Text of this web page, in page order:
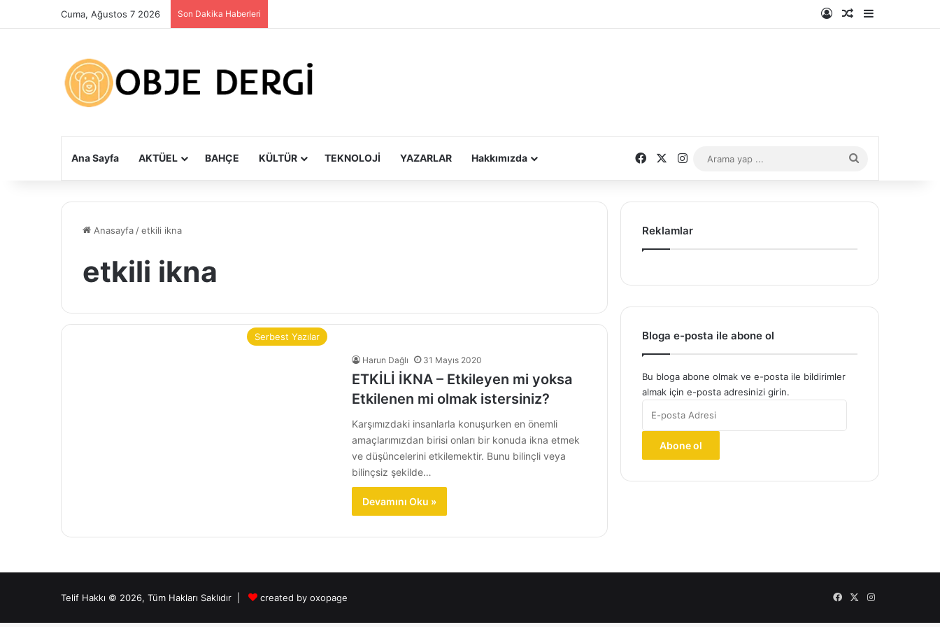
Cuma, Ağustos 7 2026 Son Dakika Haberleri Kayıt OlRastgele Makale
Kenar
Ana Sayfa AKTÜEL BAHÇE KÜLTÜR TEKNOLOJİ YAZARLAR Hakkımızda FacebookInstagram
yap
Anasayfa /etkili ikna
etkili ikna
Serbest Yazılar
Harun Dağlı 31 Mayıs 2020
ETKİLİ İKNA – Etkileyen mi yoksa
Etkilenen mi olmak istersiniz?
Karşımızdaki insanlarla konuşurken en önemli
amaçlarımızdan birisi onları bir konuda ikna etmek
ve düşüncelerini etkilemektir. Bunu bilinçli veya
bilinçsiz şekilde…
Devamını Oku »
Reklamlar
Bloga e-posta ile abone ol
Bu bloga abone olmak ve e-posta ile bildirimler
almak için e-posta adresinizi girin.
posta
Abone ol
Telif Hakkı © 2026, Tüm Hakları Saklıdır | created by oxopage Facebook
X Instagram